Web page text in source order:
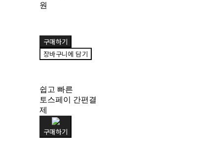
원
구매하기
장바구니에 담기
쉽고 빠른
토스페이 간편결
제
구매하기